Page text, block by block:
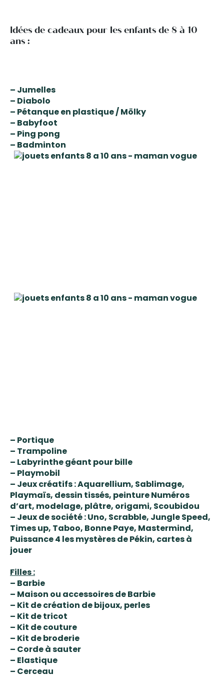
Idées de cadeaux pour les enfants de 8 à 10
ans :
– Jumelles
– Diabolo
– Pétanque en plastique / Mölky
– Babyfoot
– Ping pong
– Badminton
– Portique
– Trampoline
– Labyrinthe géant pour bille
– Playmobil
– Jeux créatifs : Aquarellium, Sablimage,
Playmaïs, dessin tissés, peinture Numéros
d’art, modelage, plâtre, origami, Scoubidou
– Jeux de société : Uno, Scrabble, Jungle Speed,
Times up, Taboo, Bonne Paye, Mastermind,
Puissance 4 les mystères de Pékin, cartes à
jouer
Filles :
– Barbie
– Maison ou accessoires de Barbie
– Kit de création de bijoux, perles
– Kit de tricot
– Kit de couture
– Kit de broderie
– Corde à sauter
– Elastique
– Cerceau